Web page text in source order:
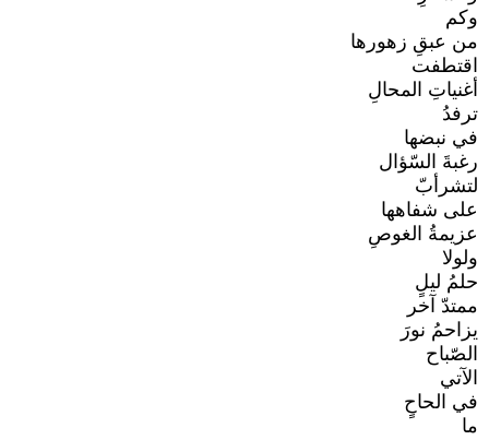
وكم
من عبقِ زهورها
اقتطفت
أغنياتِ المحالِ
ترفدُ
في نبضها
رغبةَ السّؤال
لتشرأبّ
على شفاهها
عزيمةُ الغوصِ
ولولا
حلمُ ليلٍ
ممتدّ آخر
يزاحمُ نورَ
الصّباح
الآتي
في الحاحٍ
ما